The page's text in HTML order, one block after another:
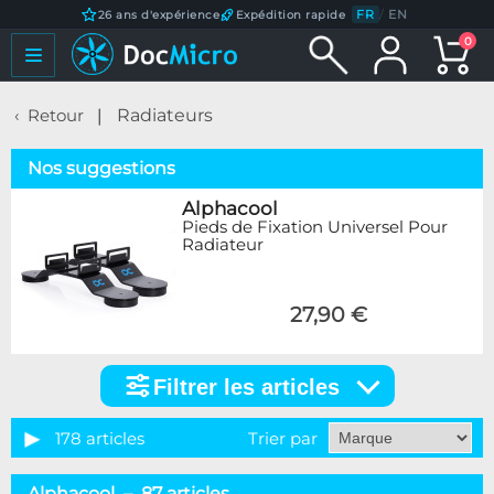
26 ans d'expérience Expédition rapide FR / EN
0
Retour Radiateurs
Nos suggestions
Alphacool
Pieds de Fixation Universel Pour
Radiateur
27,90 €
articles
Catégorie
Filtrer les articles
178 articles Trier par